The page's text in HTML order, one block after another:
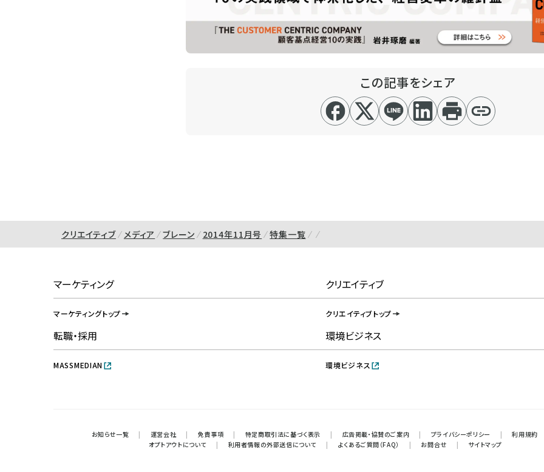
この記事をシェア
クリエイティブ メディア ブレーン 2014年11月号 特集一覧
マーケティング
マーケティングトップ
クリエイティブ
クリエイティブトップ
転職・採用
MASSMEDIAN
環境ビジネス
環境ビジネス
お知らせ一覧 | 運営会社 | 免責事項 | 特定商取引法に基づく表示 | 広告掲載・協賛のご案内 | プライバシーポリシー | 利用規約
オプトアウトについて
| 利用者情報の外部送信について | よくあるご質問（FAQ） | お問合せ | サイトマップ